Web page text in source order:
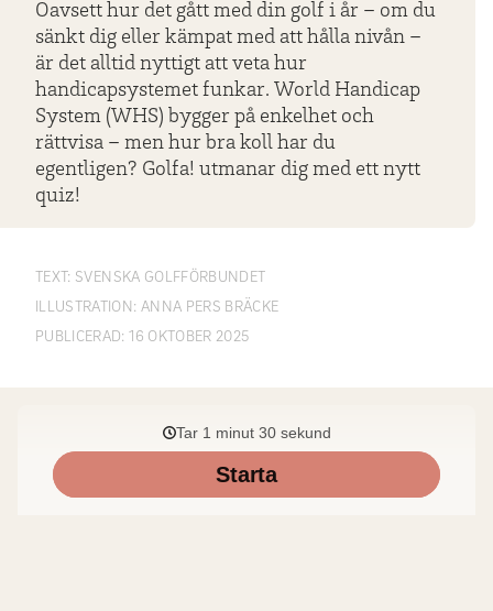
Oavsett hur det gått med din golf i år – om du
sänkt dig eller kämpat med att hålla nivån –
är det alltid nyttigt att veta hur
handicapsystemet funkar. World Handicap
System (WHS) bygger på enkelhet och
rättvisa – men hur bra koll har du
egentligen? Golfa! utmanar dig med ett nytt
quiz!
TEXT: SVENSKA GOLFFÖRBUNDET
ILLUSTRATION: ANNA PERS BRÄCKE
PUBLICERAD:16 OKTOBER 2025